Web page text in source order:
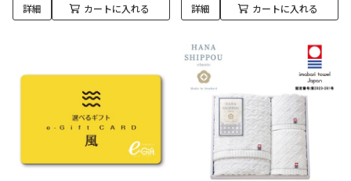
詳細 カートに入れる 詳細 カートに入れる